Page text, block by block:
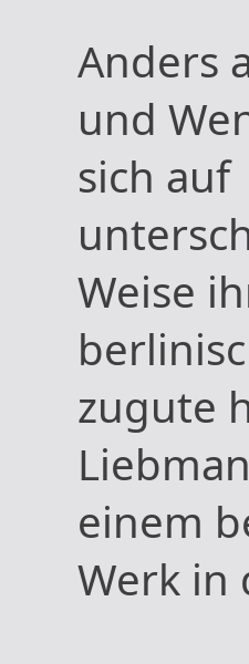
Anders
und
sich auf
Weise
zugute
einem
Werk in